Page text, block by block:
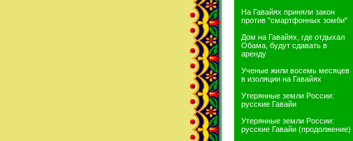
На Гавайях приняли закон
против "смартфонных зомби"
Дом на Гавайях, где отдыхал
Обама, будут сдавать в
аренду
Ученые жили восемь месяцев
в изоляции на Гавайях
Утерянные земли России:
русские Гавайи
Утерянные земли России:
русские Гавайи (продолжение)